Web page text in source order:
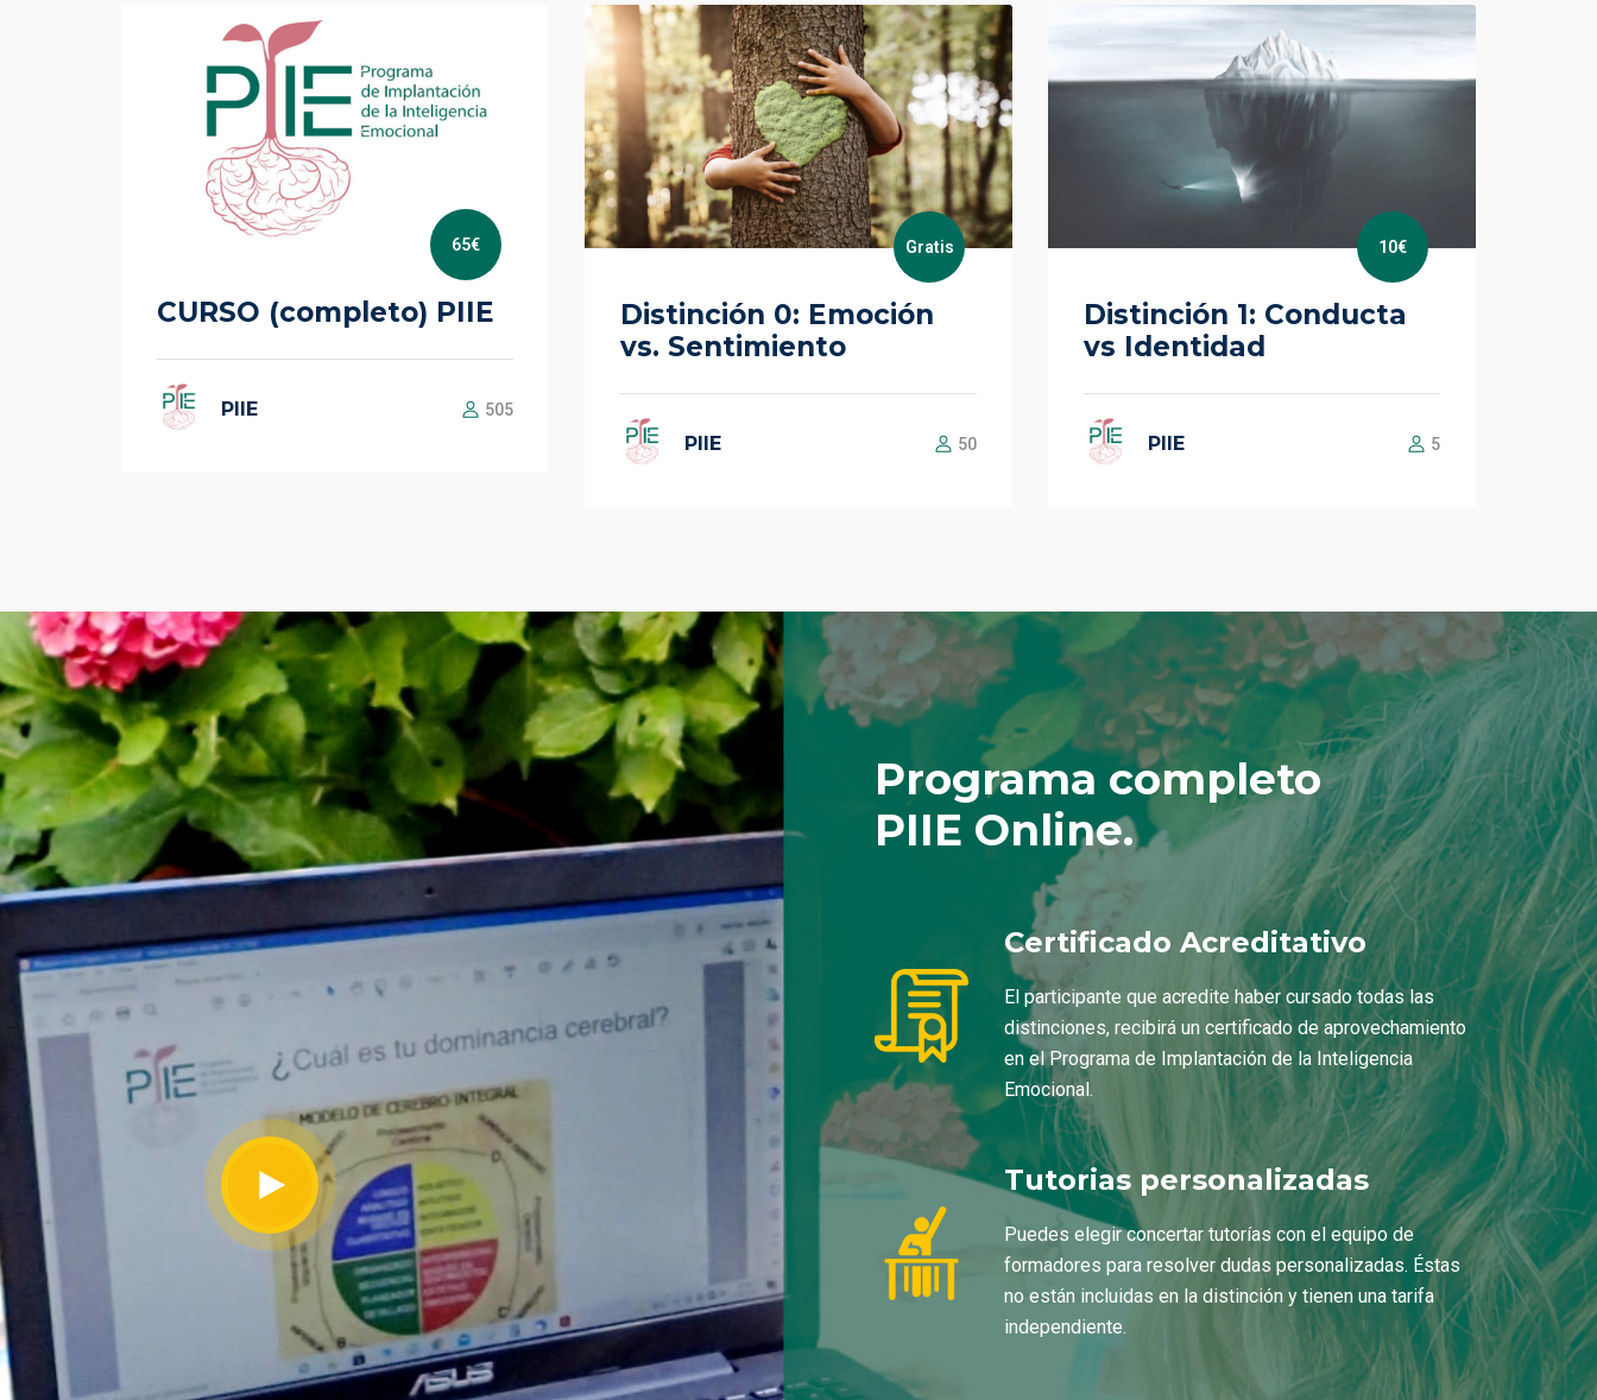
65€
CURSO (completo) PIIE
PIIE 505
Gratis
Distinción 0: Emoción
vs. Sentimiento
PIIE 50
10€
Distinción 1: Conducta
vs Identidad
PIIE 5
Programa completo
PIIE Online.
Certificado Acreditativo
El participante que acredite haber cursado todas las
distinciones, recibirá un certificado de aprovechamiento
en el Programa de Implantación de la Inteligencia
Emocional.
Tutorias personalizadas
Puedes elegir concertar tutorías con el equipo de
formadores para resolver dudas personalizadas. Éstas
no están incluidas en la distinción y tienen una tarifa
independiente.